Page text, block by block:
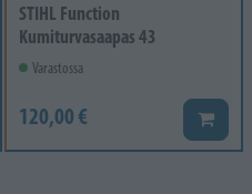
koriin
STIHL Function
Kumiturvasaapas 43
Varastossa
120,00 € Lisää